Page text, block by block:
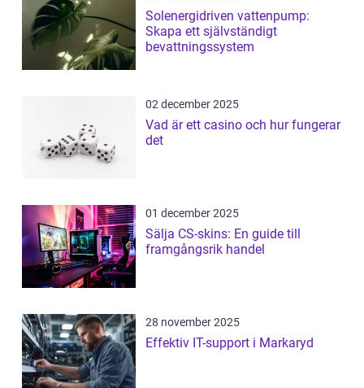
Solenergidriven vattenpump:
Skapa ett självständigt
bevattningssystem
02 december 2025
Vad är ett casino och hur fungerar
det
01 december 2025
Sälja CS-skins: En guide till
framgångsrik handel
28 november 2025
Effektiv IT-support i Markaryd